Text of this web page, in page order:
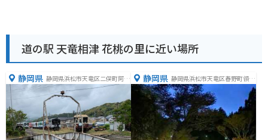
道の駅 天竜相津 花桃の里に近い場所
静岡県 静岡県浜松市天竜区二俣町阿蔵
１１４−２
静岡県 静岡県浜松市天竜区春野町領家
８４１